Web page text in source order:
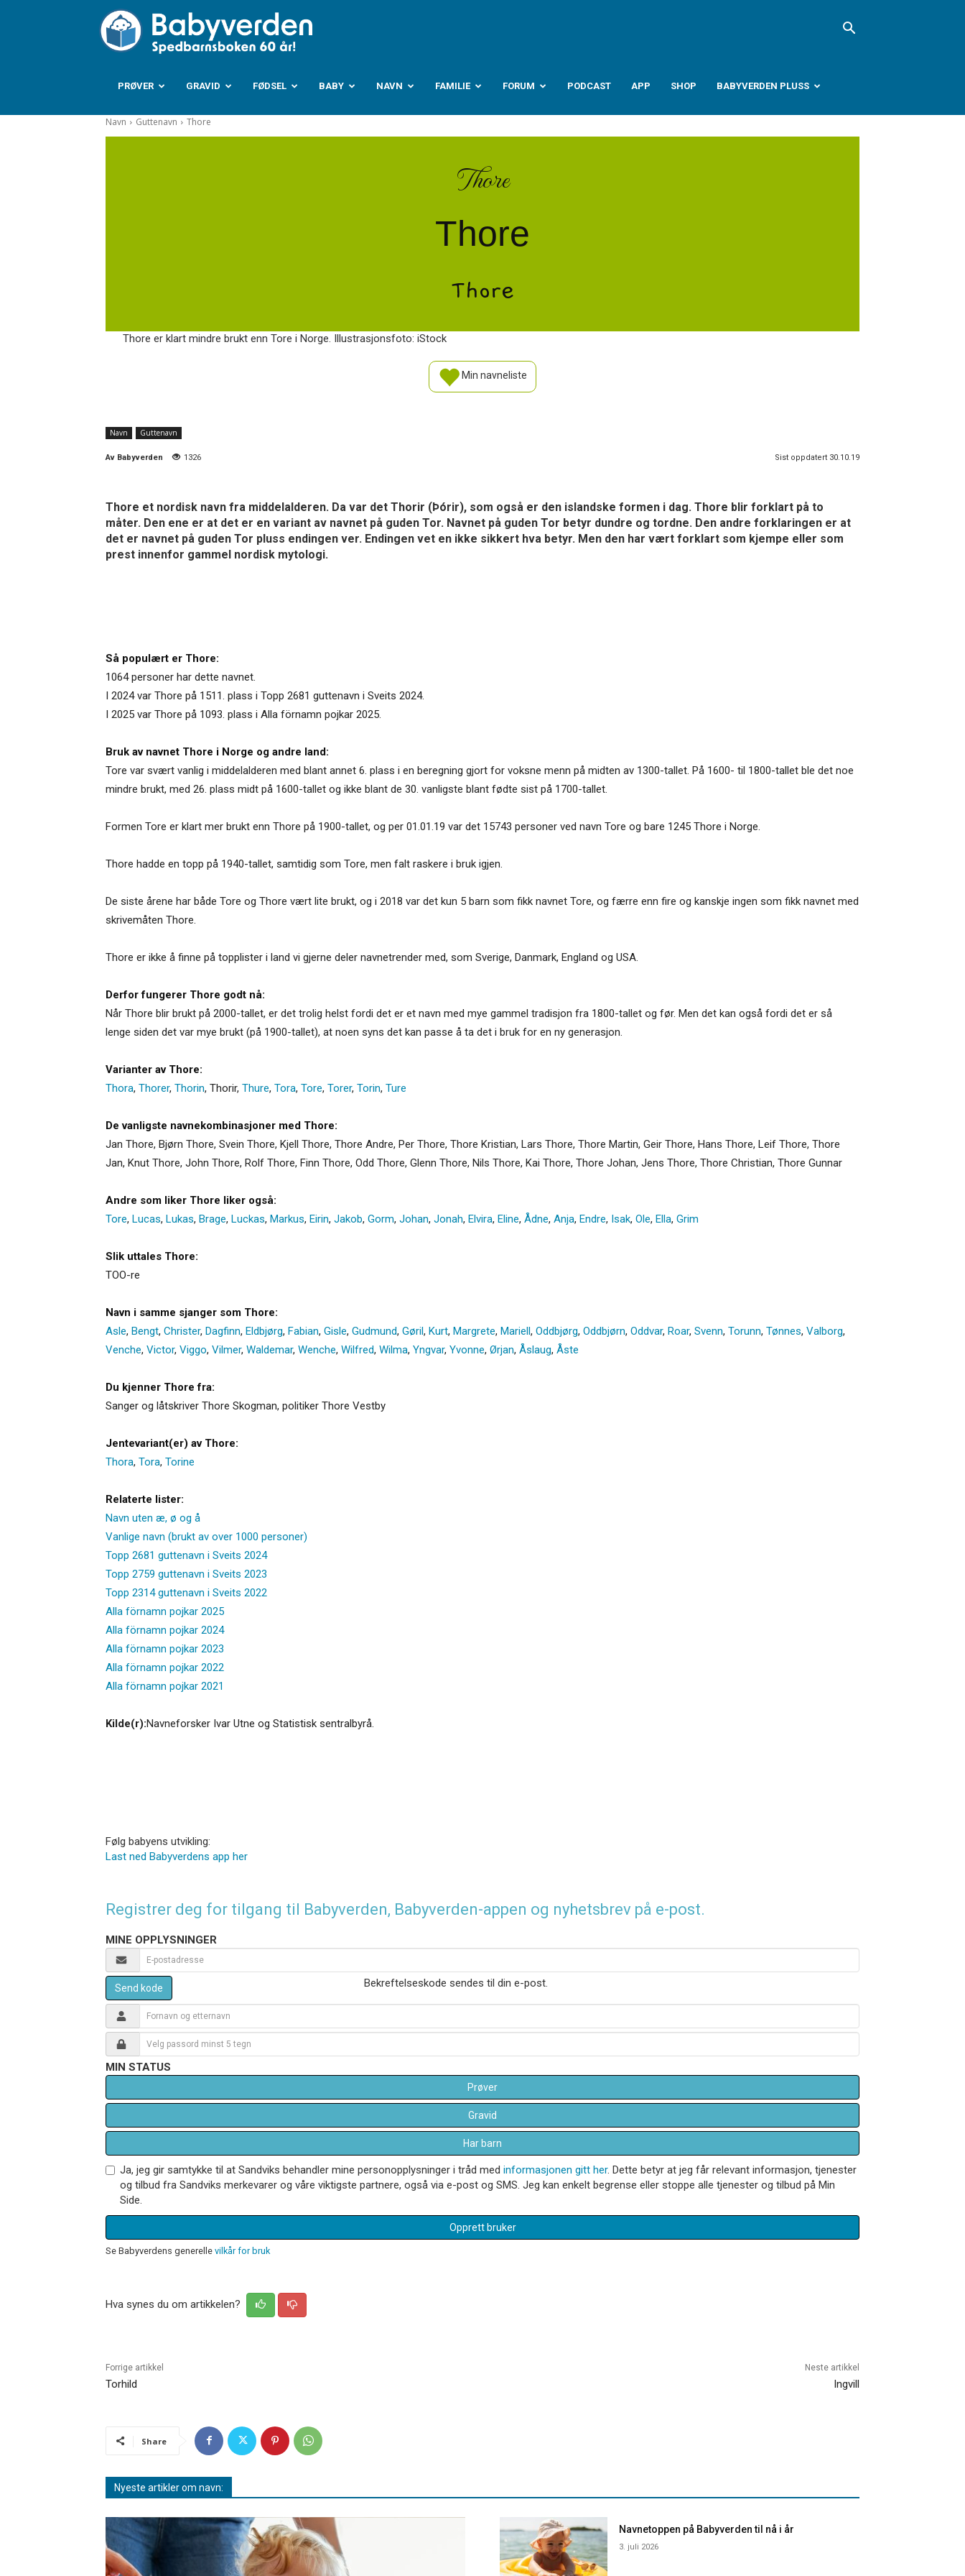
Babyverden.no
PRØVER GRAVID FØDSEL BABY NAVN FAMILIE FORUM PODCAST APP SHOP BABYVERDEN PLUSS
Navn Guttenavn Thore
Thore
Thore
Thore
Thore er klart mindre brukt enn Tore i Norge. Illustrasjonsfoto: iStock
Min navneliste
Navn Guttenavn
Av Babyverden 1326 Sist oppdatert 30.10.19
Thore et nordisk navn fra middelalderen. Da var det Thorir (Þórir), som også er den islandske formen i dag. Thore blir forklart på to
måter. Den ene er at det er en variant av navnet på guden Tor. Navnet på guden Tor betyr dundre og tordne. Den andre forklaringen er at
det er navnet på guden Tor pluss endingen ver. Endingen vet en ikke sikkert hva betyr. Men den har vært forklart som kjempe eller som
prest innenfor gammel nordisk mytologi.
Så populært er Thore:
1064 personer har dette navnet.
I 2024 var Thore på 1511. plass i Topp 2681 guttenavn i Sveits 2024.
I 2025 var Thore på 1093. plass i Alla förnamn pojkar 2025.
Bruk av navnet Thore i Norge og andre land:
Tore var svært vanlig i middelalderen med blant annet 6. plass i en beregning gjort for voksne menn på midten av 1300-tallet. På 1600- til 1800-tallet ble det noe
mindre brukt, med 26. plass midt på 1600-tallet og ikke blant de 30. vanligste blant fødte sist på 1700-tallet.
Formen Tore er klart mer brukt enn Thore på 1900-tallet, og per 01.01.19 var det 15743 personer ved navn Tore og bare 1245 Thore i Norge.
Thore hadde en topp på 1940-tallet, samtidig som Tore, men falt raskere i bruk igjen.
De siste årene har både Tore og Thore vært lite brukt, og i 2018 var det kun 5 barn som fikk navnet Tore, og færre enn fire og kanskje ingen som fikk navnet med
skrivemåten Thore.
Thore er ikke å finne på topplister i land vi gjerne deler navnetrender med, som Sverige, Danmark, England og USA.
Derfor fungerer Thore godt nå:
Når Thore blir brukt på 2000-tallet, er det trolig helst fordi det er et navn med mye gammel tradisjon fra 1800-tallet og før. Men det kan også fordi det er så
lenge siden det var mye brukt (på 1900-tallet), at noen syns det kan passe å ta det i bruk for en ny generasjon.
Varianter av Thore:
Thora, Thorer, Thorin, Thorir, Thure, Tora, Tore, Torer, Torin, Ture
De vanligste navnekombinasjoner med Thore:
Jan Thore, Bjørn Thore, Svein Thore, Kjell Thore, Thore Andre, Per Thore, Thore Kristian, Lars Thore, Thore Martin, Geir Thore, Hans Thore, Leif Thore, Thore
Jan, Knut Thore, John Thore, Rolf Thore, Finn Thore, Odd Thore, Glenn Thore, Nils Thore, Kai Thore, Thore Johan, Jens Thore, Thore Christian, Thore Gunnar
Andre som liker Thore liker også:
Tore, Lucas, Lukas, Brage, Luckas, Markus, Eirin, Jakob, Gorm, Johan, Jonah, Elvira, Eline, Ådne, Anja, Endre, Isak, Ole, Ella, Grim
Slik uttales Thore:
TOO-re
Navn i samme sjanger som Thore:
Asle, Bengt, Christer, Dagfinn, Eldbjørg, Fabian, Gisle, Gudmund, Gøril, Kurt, Margrete, Mariell, Oddbjørg, Oddbjørn, Oddvar, Roar, Svenn, Torunn, Tønnes, Valborg,
Venche, Victor, Viggo, Vilmer, Waldemar, Wenche, Wilfred, Wilma, Yngvar, Yvonne, Ørjan, Åslaug, Åste
Du kjenner Thore fra:
Sanger og låtskriver Thore Skogman, politiker Thore Vestby
Jentevariant(er) av Thore:
Thora, Tora, Torine
Relaterte lister:
Navn uten æ, ø og å
Vanlige navn (brukt av over 1000 personer)
Topp 2681 guttenavn i Sveits 2024
Topp 2759 guttenavn i Sveits 2023
Topp 2314 guttenavn i Sveits 2022
Alla förnamn pojkar 2025
Alla förnamn pojkar 2024
Alla förnamn pojkar 2023
Alla förnamn pojkar 2022
Alla förnamn pojkar 2021
Kilde(r):Navneforsker Ivar Utne og Statistisk sentralbyrå.
Følg babyens utvikling:
Last ned Babyverdens app her
Registrer deg for tilgang til Babyverden, Babyverden-appen og nyhetsbrev på e-post.
MINE OPPLYSNINGER
Send kode Bekreftelseskode sendes til din e-post.
MIN STATUS
Prøver
Gravid
Har barn
Ja, jeg gir samtykke til at Sandviks behandler mine personopplysninger i tråd med informasjonen gitt her. Dette betyr at jeg får relevant informasjon, tjenester
og tilbud fra Sandviks merkevarer og våre viktigste partnere, også via e-post og SMS. Jeg kan enkelt begrense eller stoppe alle tjenester og tilbud på Min
Side.
Opprett bruker
Se Babyverdens generelle vilkår for bruk
Hva synes du om artikkelen?
Forrige artikkel
Torhild
Neste artikkel
Ingvill
Share
Nyeste artikler om navn:
Navnetoppen på Babyverden til nå i år
3. juli 2026